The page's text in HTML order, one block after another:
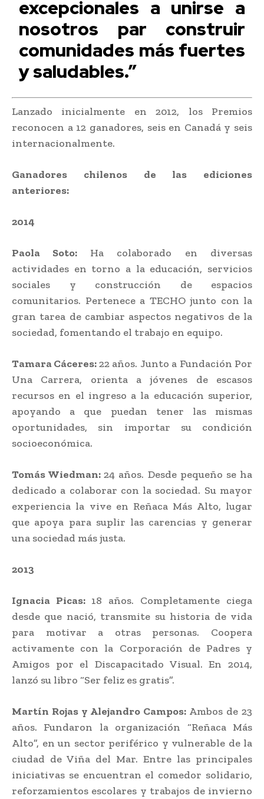
excepcionales a unirse a
nosotros par construir
comunidades más fuertes
y saludables.”
Lanzado inicialmente en 2012, los Premios
reconocen a 12 ganadores, seis en Canadá y seis
internacionalmente.
Ganadores chilenos de las ediciones
anteriores:
2014
Paola Soto: Ha colaborado en diversas
actividades en torno a la educación, servicios
sociales y construcción de espacios
comunitarios. Pertenece a TECHO junto con la
gran tarea de cambiar aspectos negativos de la
sociedad, fomentando el trabajo en equipo.
Tamara Cáceres:22 años. Junto a Fundación Por
Una Carrera, orienta a jóvenes de escasos
recursos en el ingreso a la educación superior,
apoyando a que puedan tener las mismas
oportunidades, sin importar su condición
socioeconómica.
Tomás Wiedman:24 años. Desde pequeño se ha
dedicado a colaborar con la sociedad. Su mayor
experiencia la vive en Reñaca Más Alto, lugar
que apoya para suplir las carencias y generar
una sociedad más justa.
2013
Ignacia Picas: 18 años. Completamente ciega
desde que nació, transmite su historia de vida
para motivar a otras personas. Coopera
activamente con la Corporación de Padres y
Amigos por el Discapacitado Visual. En 2014,
lanzó su libro “Ser feliz es gratis”.
Martín Rojas y Alejandro Campos: Ambos de 23
años. Fundaron la organización “Reñaca Más
Alto”, en un sector periférico y vulnerable de la
ciudad de Viña del Mar. Entre las principales
iniciativas se encuentran el comedor solidario,
reforzamientos escolares y trabajos de invierno